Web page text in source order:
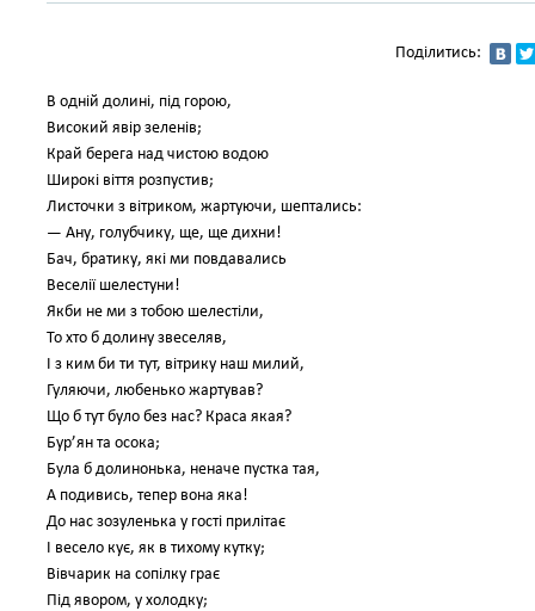
Поділитись:
В одній долині, під горою,
Високий явір зеленів;
Край берега над чистою водою
Широкі віття розпустив;
Листочки з вітриком, жартуючи, шептались:
— Ану, голубчику, ще, ще дихни!
Бач, братику, які ми повдавались
Веселії шелестуни!
Якби не ми з тобою шелестіли,
То хто б долину звеселяв,
І з ким би ти тут, вітрику наш милий,
Гуляючи, любенько жартував?
Що б тут було без нас? Краса якая?
Бур’ян та осока;
Була б долинонька, неначе пустка тая,
А подивись, тепер вона яка!
До нас зозуленька у гості прилітає
І весело кує, як в тихому кутку;
Вівчарик на сопілку грає
Під явором, у холодку;